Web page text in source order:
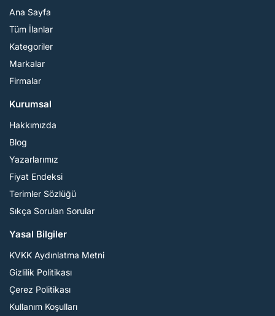
Ana Sayfa
Tüm İlanlar
Kategoriler
Markalar
Firmalar
Kurumsal
Hakkımızda
Blog
Yazarlarımız
Fiyat Endeksi
Terimler Sözlüğü
Sıkça Sorulan Sorular
Yasal Bilgiler
KVKK Aydınlatma Metni
Gizlilik Politikası
Çerez Politikası
Kullanım Koşulları